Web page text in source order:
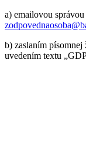
a) emailovou správou
b) zaslaním písomnej
uvedením textu